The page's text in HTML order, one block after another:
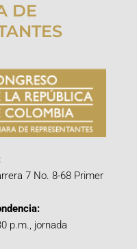
DE
7 No. 8-68 Primer
p.m., jornada